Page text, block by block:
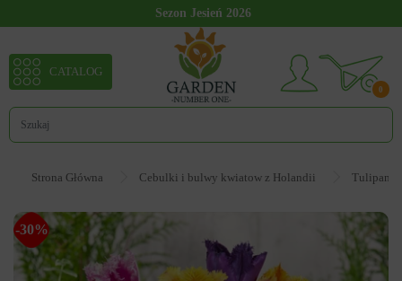
Sezon Jesień 2026
0
CATALOG
Strona Główna Cebulki i bulwy kwiatow z Holandii Tulipan
-30%